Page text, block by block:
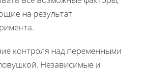
на результат
контроля над переменными
Независимые и